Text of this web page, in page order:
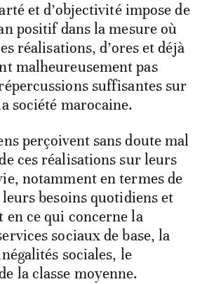
et d’objectivité impose de
positif dans la mesure où
réalisations, d’ores et déjà
malheureusement pas
suffisantes sur
société marocaine.
perçoivent sans doute mal
ces réalisations sur leurs
notamment en termes de
besoins quotidiens et
en ce qui concerne la
sociaux de base, la
sociales, le
la classe moyenne.